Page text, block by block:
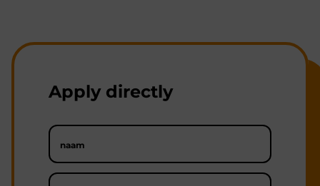
Apply directly
naam